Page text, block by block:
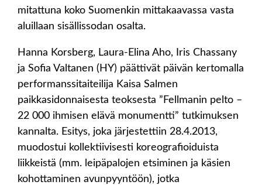
mitattuna koko Suomenkin mittakaavassa vasta
aluillaan sisällissodan osalta.
Hanna Korsberg, Laura-Elina Aho, Iris Chassany
ja Sofia Valtanen (HY) päättivät päivän kertomalla
performanssitaiteilija Kaisa Salmen
paikkasidonnaisesta teoksesta ”Fellmanin pelto –
22 000 ihmisen elävä monumentti” tutkimuksen
kannalta. Esitys, joka järjestettiin 28.4.2013,
muodostui kollektiivisesti koreografioiduista
liikkeistä (mm. leipäpalojen etsiminen ja käsien
kohottaminen avunpyyntöön), jotka